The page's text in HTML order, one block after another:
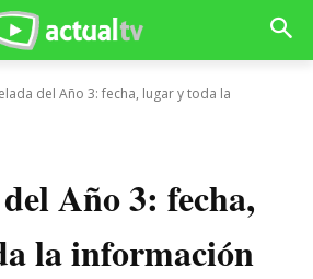
del Año 3: fecha, lugar y toda la
Año 3: fecha,
la información